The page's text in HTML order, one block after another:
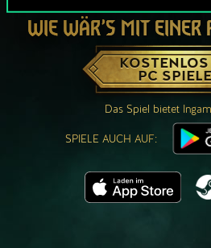
WIE WÄR’S MIT EINER
PC
Das Spiel bietet
SPIELE AUCH AUF: